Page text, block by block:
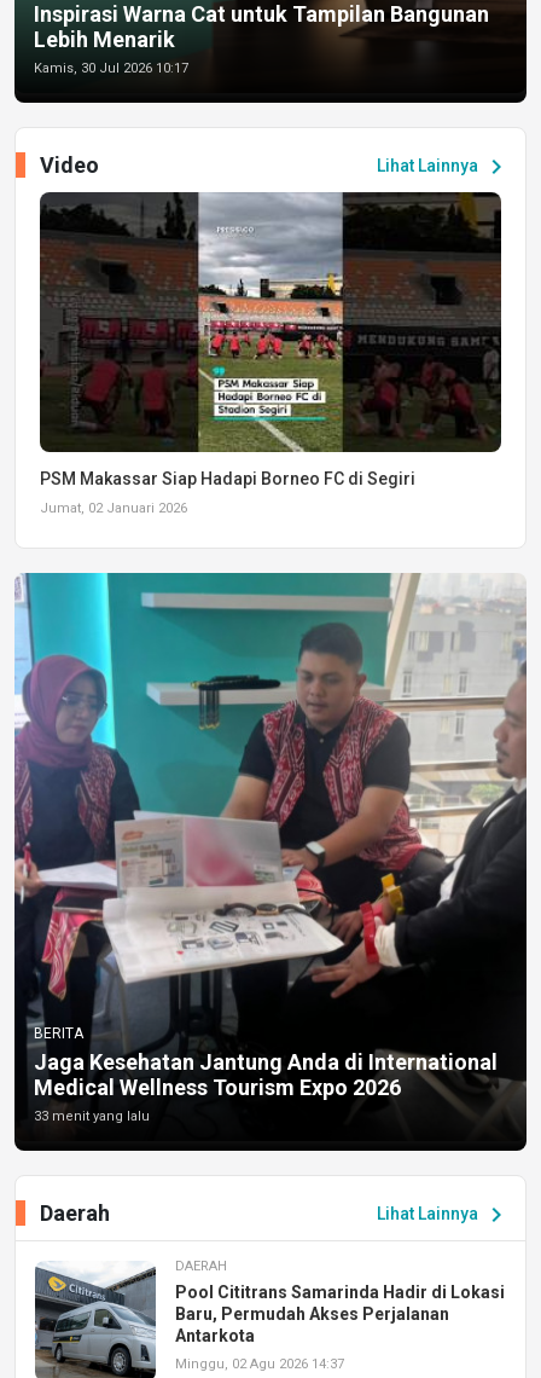
Inspirasi Warna Cat untuk Tampilan Bangunan
Lebih Menarik
Kamis, 30 Jul 2026 10:17
Lihat Lainnya chevron_right
Video
PSM Makassar Siap Hadapi Borneo FC di Segiri
Jumat, 02 Januari 2026
BERITA
Jaga Kesehatan Jantung Anda di International
Medical Wellness Tourism Expo 2026
33 menit yang lalu
Lihat Lainnya chevron_right
Daerah
DAERAH
Pool Cititrans Samarinda Hadir di Lokasi
Baru, Permudah Akses Perjalanan
Antarkota
Minggu, 02 Agu 2026 14:37